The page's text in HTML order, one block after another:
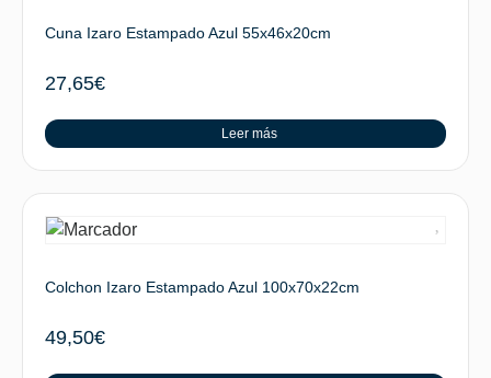
Cuna Izaro Estampado Azul 55x46x20cm
27,65€
Leer más
Colchon Izaro Estampado Azul 100x70x22cm
49,50€